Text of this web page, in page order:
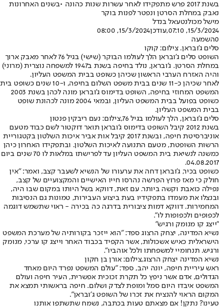
בשנת 2017 פרש מתפקידו לאחר עשרות שנות כהונה •בשנים האחרונות
נאבק במחלת הסרטן ונפטר לפנות בוקר
מישל מכולנטעאל בנדל
15/3/2024, 07:10
,עודכן15/3/2024, 08:00
0השמעה
סלים ג'ובראן. צילום: קוקו
השופט סלים ג'ובראן הלך לעולמו הבוקר (‏שישי) בגיל 76 לאחר מאבק ארוך
במחלת הסרטן. ג'ובראן, נולד בחיפה בשנת ב1947 למשפחה נוצרית (מרוני)
והיה האזרח הערבי הראשון שכיהן כשופט בבית המשפט העליון.
לאחר שכיהן כ-11 שנים בבית משפט השלום בחיפה, ו-10 שנים כשופט בית
המשפט המחוזי בחיפה, השופט בדימוס ג'ובראן מונה לכהן בשנת 2003
כשופט בפועל בבית המשפט העליון, ובמאי 2004 מונה לכהונת שופט
בבית המשפט העליון.
סלים ג'ובראן, הלך לעולמו בגיל 76,צילום: נעם ריבקין פנטון
בשנת 2012 קיבל השופט בדימוס ג'ובראן תואר דוקטור לשם כבוד מטעם
אוניברסיטת חיפה, ובשנת 2017 קיבל אות אביר איכות השלטון בקטגוריית
הרשות השופטת, מטעם התנועה לאיכות השלטון. ובתפקידו האחרון כיהן
כמשנה לנשיאת בית המשפט העליון עד לפרישתו במלאות לו 70 שנים ביום
04.08.2017.
כשופט בכיר, ג'ובראן דחה את ערעורו של הנשיא לשעבר קצב, ואמר: "אין
חולק כי מאז פרוץ הפרשה נהרסו חייו האישיים והמקצועיים של קצב,
נפילה כואבת וקשה ביותר. עם זאת, דווקא בשל היותו במקום שבו היה,
ובנצלו את מעמדו בתפקידיו בעת ביצוע העבירות, טמונות גם הנסיבות
המחמירות. דווקא דמות ציבורית בדרגה כה בכירה - ראוי שתשמש דוגמה
לכפופים ולכפופות לו".
"ייצג קו מנומק ורגיש"
נשיא המדינה, יצחק הרצוג ספד: "הוא ייזכר בקורותיה של מערכת המשפט
הישראלית כאיש אשכולות, אשר הקפיד בכבוד האחר וייצג קו ערכי, מנומק
ורגיש. תנחומיי למשפחתו ולכל אוהביו".
נשיא המדינה יצחק הרצוג,צילום: אורן בן חקון
ראש עיריית חיפה, יונה יהב, ספד: "עולם המשפט נפרד היום מאחד
הגדולים, אדם אשר ניפץ כל תקרת זכוכית אפשרית, העיר חיפה ועולם
המשפט איבדו היום סמל ומופת לצדק ושלום. חיפה בראשותי תמצא את
המקום הראוי להנציח את זכרו של השופט ג׳ובראן".
טעינו? נתקן! אם מצאתם טעות בכתבה, נשמח שתשתפו אותנו